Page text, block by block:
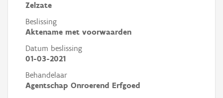
Zelzate
Beslissing
Aktename met voorwaarden
Datum beslissing
01-03-2021
Behandelaar
Agentschap Onroerend Erfgoed